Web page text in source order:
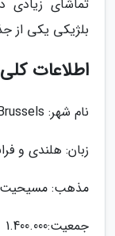
تماشای زیادی
بلژیکی یکی از
اطلاعات
نام شهر: Brussels
زبان: هلندی و
مذهب: مسیحیت
جمعیت:1.400.000